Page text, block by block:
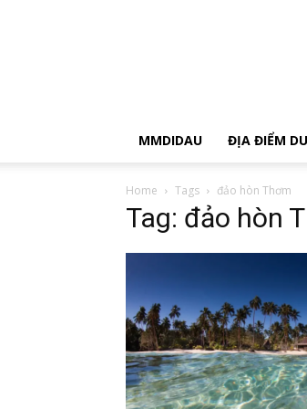
MMDIDAU ĐỊA ĐIỂM
Home Tags đảo hòn Thơm
Tag: đảo hòn